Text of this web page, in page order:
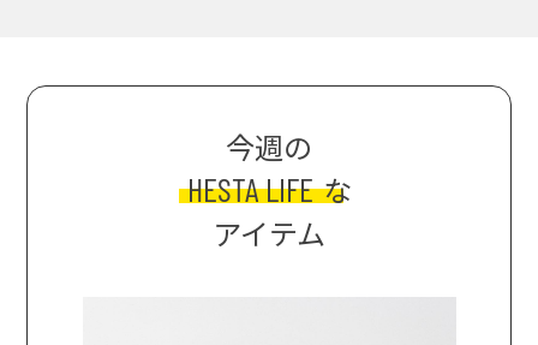
今週の
HESTA LIFE な
アイテム